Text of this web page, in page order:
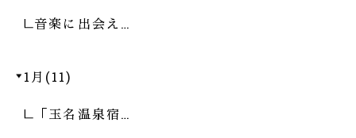
音楽に出会え…
1月(11)
「玉名温泉宿…